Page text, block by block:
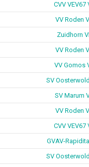
CVV VEV67
VV Roden
Zuidhorn
VV Roden
VV Gomos
SV
SV Marum
VV Roden
CVV VEV67
GVAV-
SV